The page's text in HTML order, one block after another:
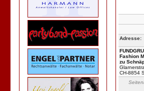
Adresse:
Fashion
zu
CH-8854